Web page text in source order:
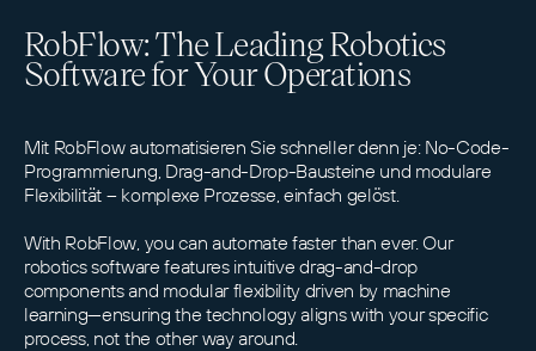
RobFlow: The Leading Robotics
Software for Your Operations
Mit RobFlow automatisieren Sie schneller denn je: No-Code-
Programmierung, Drag-and-Drop-Bausteine und modulare
Flexibilität – komplexe Prozesse, einfach gelöst.
With RobFlow, you can automate faster than ever. Our
robotics software features intuitive drag-and-drop
components and modular flexibility driven by machine
learning—ensuring the technology aligns with your specific
process, not the other way around.